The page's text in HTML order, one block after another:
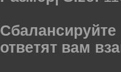
ответят вам